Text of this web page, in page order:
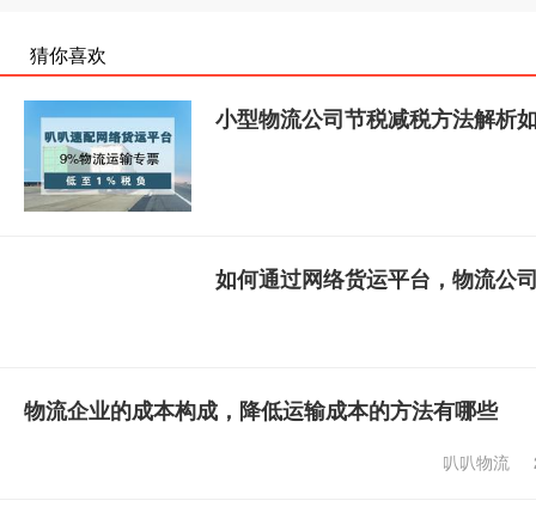
猜你喜欢
小型物流公司节税减税方法解析
如何通过网络货运平台，物流公
物流企业的成本构成，降低运输成本的方法有哪些
叭叭物流